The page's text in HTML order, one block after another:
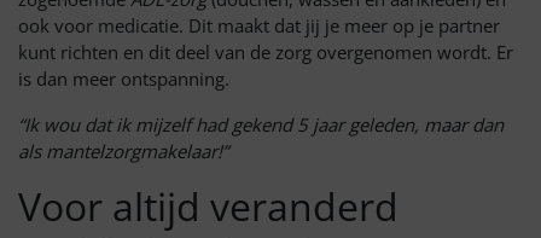
ook voor medicatie. Dit maakt dat jij je meer op je partner
kunt richten en dit deel van de zorg overgenomen wordt. Er
is dan meer ontspanning.
“Ik wou dat ik mijzelf had gekend 5 jaar geleden, maar dan
als mantelzorgmakelaar!”
Voor altijd veranderd